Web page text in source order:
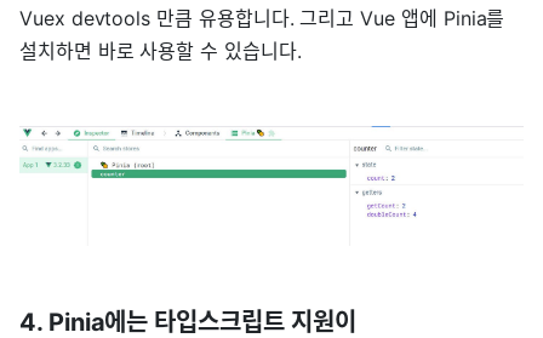
Vuex devtools 만큼 유용합니다. 그리고 Vue 앱에 Pinia를
설치하면 바로 사용할 수 있습니다.
4. Pinia에는 타입스크립트 지원이